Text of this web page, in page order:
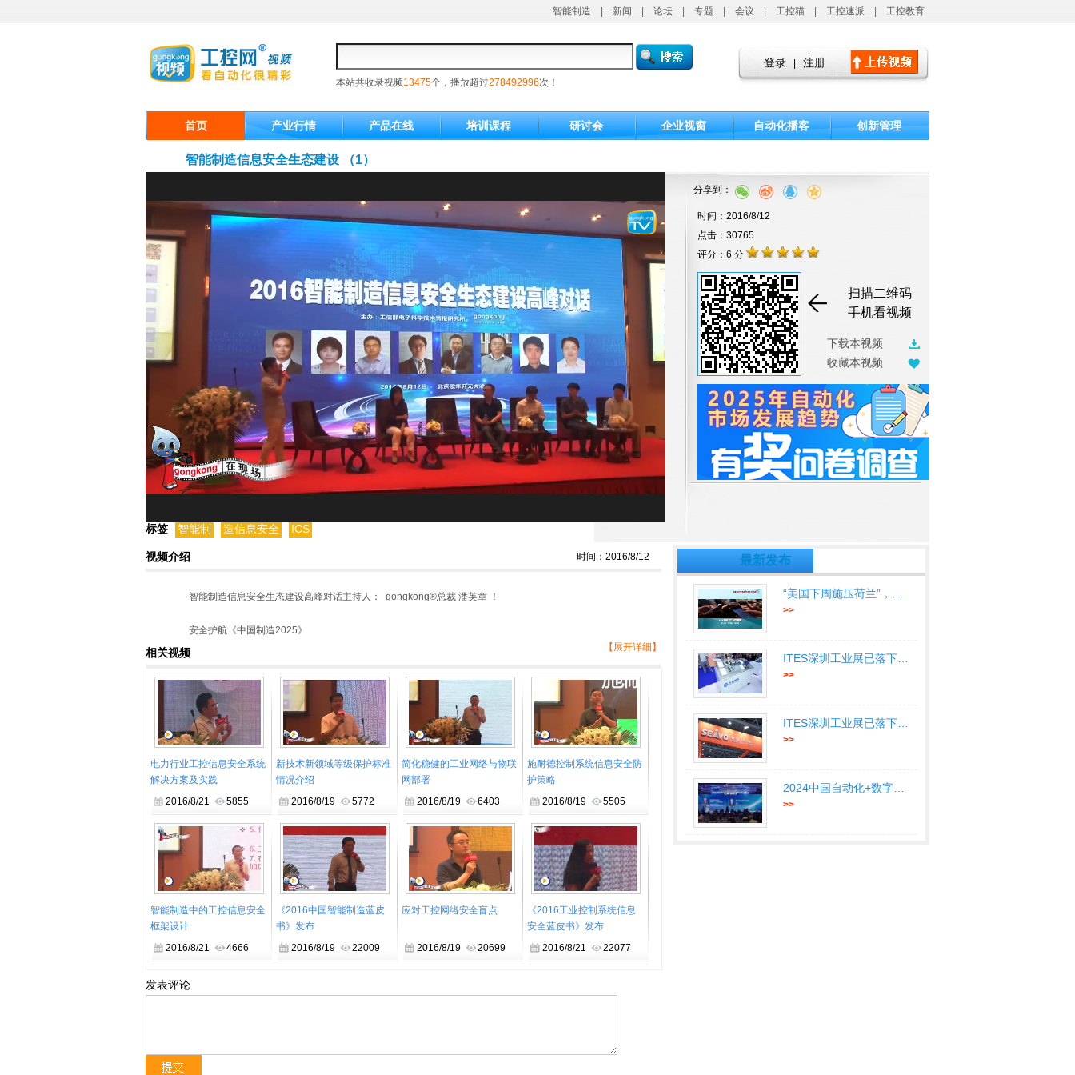
智能制造 新闻 论坛 专题 会议 工控猫 工控速派 工控教育
本站共收录视频13475个，播放超过278492996次！
登录 注册
首页 产业行情 产品在线 培训课程 研讨会 企业视窗 自动化播客 创新管理
智能制造信息安全生态建设 （1）
分享到：
时间：2016/8/12
点击：30765
评分：6 分
扫描二维码
手机看视频
下载本视频
收藏本视频
标签 智能制 造信息安全 ICS
视频介绍 时间：2016/8/12
智能制造信息安全生态建设高峰对话主持人： gongkong®总裁 潘英章 ！
安全护航《中国制造2025》
与信息系统的互联互通，在打通智能化任督二脉的同时，也意味着把更多原本封闭的工控系统“暴露”在互联网世
界，偶然或恶意因素降低生产可靠性的风险在无形中加大。当此时，工控信息安全不再只是工控系统的话题，
而是智能制造必须面临的课题。
从gongkong®持续出版的《工控系统信息安全蓝皮书》中看出，过去，工控系统的安全漏洞集中分布于
SCADA/IPC、PLC、DCS等控制系统，以及能源、公共设施和大型制造业等行业。未来，这种集中式分布格局
将随着工业互联的增加而扩散式改变，安全风险将从控制器延伸至工业软件、网络通讯、数据库乃至设备层，
同时，受影响的行业也将从关键基础领域扩大到更多制造业。
可以说，工控系统信息安全的应用推广和管理体系的建设，是智能制造发展的护航工程。在此背景下，“第
四届工控系统信息安全发展研讨会”正式更名为“第四届智能制造信息安全发展研讨会”，本次研讨会将立足当下
工控系统的现实安全需求，同时面向未来，根据各行业智能制造的特点，聚焦制造关键环节，探讨智能制造信
息安全的发展战略和防护策略。
【展开详细】
相关视频
电力行业工控信息安全系统
解决方案及实践
2016/8/21
5855
新技术新领域等级保护标准
情况介绍
2016/8/19
5772
简化稳健的工业网络与物联
网部署
2016/8/19
6403
施耐德控制系统信息安全防
护策略
2016/8/19
5505
智能制造中的工控信息安全
框架设计
2016/8/21
4666
《2016中国智能制造蓝皮
书》发布
2016/8/19
22009
应对工控网络安全盲点
2016/8/19 20699
《2016工业控制系统信息
安全蓝皮书》发布
2016/8/21
22077
发表评论
最新发布
>>
>>
>>
>>